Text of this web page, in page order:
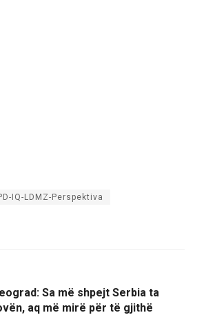
IQ-LDMZ-Perspektiva
Sa më shpejt Serbia ta
aq më mirë për të gjithë